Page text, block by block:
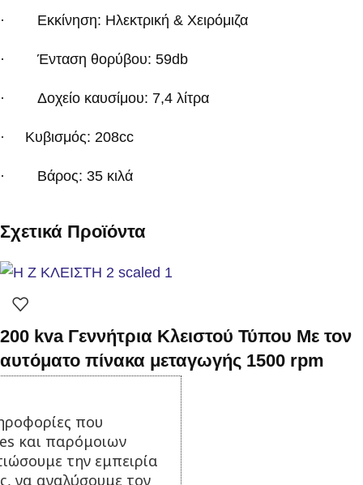
· Εκκίνηση: Ηλεκτρική & Χειρόμιζα
· Ένταση θορύβου: 59db
· Δοχείο καυσίμου: 7,4 λίτρα
· Κυβισμός: 208cc
· Βάρος: 35 κιλά
Σχετικά Προϊόντα
200 kva Γεννήτρια Κλειστού Τύπου Με τον
αυτόματο πίνακα μεταγωγής 1500 rpm
32.500,00€ με Φ.Π.Α.
Προσθήκη στο καλάθι
που
και παρόμοιων
την εμπειρία
να αναλύσουμε τον